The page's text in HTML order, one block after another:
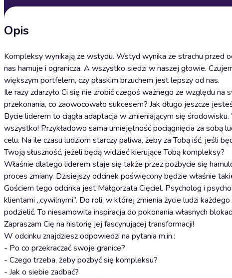
Opis
Kompleksy wynikają ze wstydu. Wstyd wynika ze strachu przed
nas hamuje i ogranicza. A wszystko siedzi w naszej głowie.
większym portfelem, czy płaskim brzuchem jest lepszy od nas.
Ile razy zdarzyło Ci się nie zrobić czegoś ważnego ze względu
przekonania, co zaowocowało sukcesem? Jak długo jeszcze
Bycie liderem to ciągła adaptacja w zmieniającym się
wszystko! Przykładowo sama umiejętność pociągnięcia za sobą
celu. Na ile czasu ludziom starczy paliwa, żeby za Tobą iść, jeśli
Twoją słuszność, jeżeli będą widzieć kierujące Tobą kompleksy?
Właśnie dlatego liderem staje się także przez pozbycie się
proces zmiany. Dzisiejszy odcinek poświęcony będzie właśnie
Gościem tego odcinka jest Małgorzata Cięciel. Psycholog i
klientami „cywilnymi”. Do roli, w której zmienia życie ludzi
podzielić. To niesamowita inspiracja do pokonania własnych
Zapraszam Cię na historię jej fascynującej transformacji!
W odcinku znajdziesz odpowiedzi na pytania m.in.:
- Po co przekraczać swoje granice?
- Czego trzeba, żeby pozbyć się kompleksu?
- Jak o siebie zadbać?